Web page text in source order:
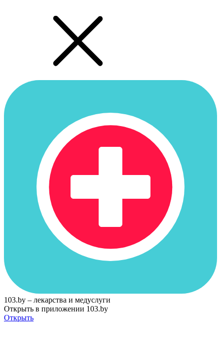
103.by – лекарства и медуслуги
Открыть в приложении 103.by
Открыть